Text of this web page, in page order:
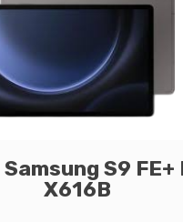
S9 FE+
X616B